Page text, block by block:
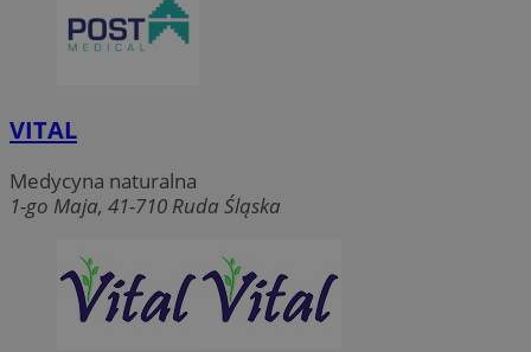
VITAL
Medycyna naturalna
1-go Maja, 41-710 Ruda Śląska